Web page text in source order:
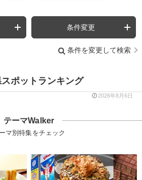
条件変更
条件を変更して検索
ポットランキング
2026年8月6日
テーマWalker
マ別特集をチェック